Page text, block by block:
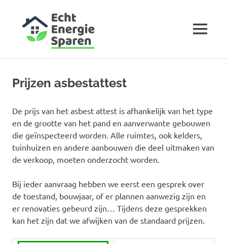
content
en
MENU
Prijzen asbestattest
De prijs van het asbest attest is afhankelijk van het type
en de grootte van het pand en aanverwante gebouwen
die geïnspecteerd worden. Alle ruimtes, ook kelders,
tuinhuizen en andere aanbouwen die deel uitmaken van
de verkoop, moeten onderzocht worden.
Bij ieder aanvraag hebben we eerst een gesprek over
de toestand, bouwjaar, of er plannen aanwezig zijn en
er renovaties gebeurd zijn… Tijdens deze gesprekken
kan het zijn dat we afwijken van de standaard prijzen.